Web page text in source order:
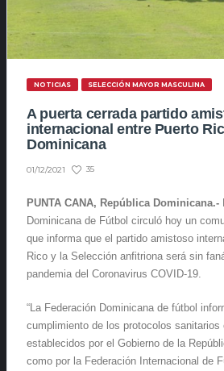
NOTICIAS SELECCIÓN MAYOR MASCULINA
A puerta cerrada partido
internacional entre Puerto
Dominicana
01/12/2021 35
PUNTA CANA, República Dominicana.-
Dominicana de Fútbol circuló hoy un
que informa que el partido amistoso
Rico y la Selección anfitriona será sin
pandemia del Coronavirus COVID-19.
“La Federación Dominicana de fútbol
cumplimiento de los protocolos sanitarios
establecidos por el Gobierno de la
como por la Federación Internacional de